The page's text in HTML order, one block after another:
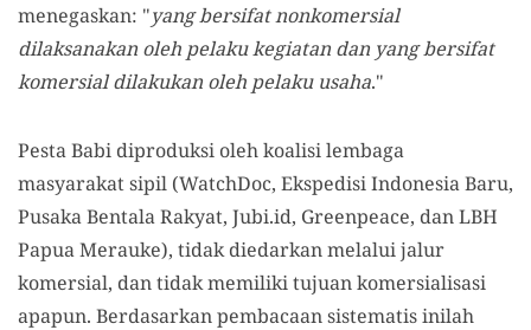
menegaskan: "yang bersifat nonkomersial
dilaksanakan oleh pelaku kegiatan dan yang bersifat
komersial dilakukan oleh pelaku usaha."
Pesta Babi diproduksi oleh koalisi lembaga
masyarakat sipil (WatchDoc, Ekspedisi Indonesia Baru,
Pusaka Bentala Rakyat, Jubi.id, Greenpeace, dan LBH
Papua Merauke), tidak diedarkan melalui jalur
komersial, dan tidak memiliki tujuan komersialisasi
apapun. Berdasarkan pembacaan sistematis inilah